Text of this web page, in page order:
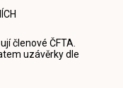
členové ČFTA.
uzávěrky dle